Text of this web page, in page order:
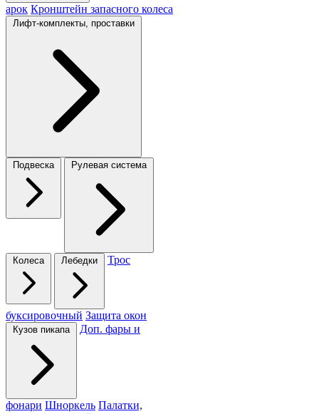
арок Кронштейн запасного колеса
Лифт-комплекты, проставки
Подвеска Рулевая система
Колеса Лебедки Трос
буксировочный Защита окон
Кузов пикапа Доп. фары и
фонари Шноркель Палатки,